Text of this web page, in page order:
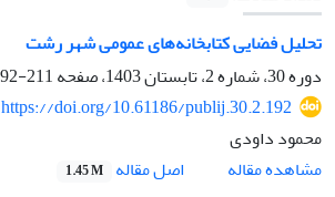
تحلیل فضایی کتابخانه‌‌های عمومی شهر رشت
دوره 30، شماره 2، تابستان 1403، صفحه
211-192
https://doi.org/10.61186/publij.30.2.192
محمود داودی
مشاهده مقاله
اصل مقاله 1.45 M